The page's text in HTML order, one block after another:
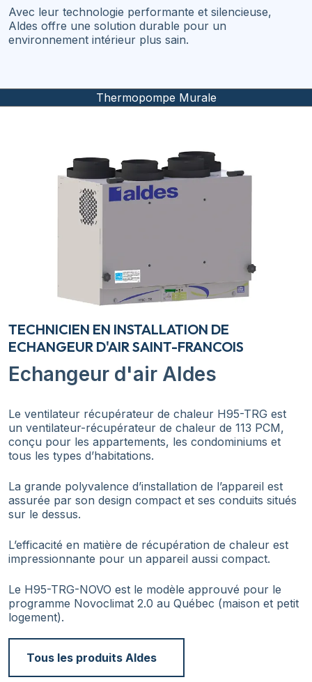
Avec leur technologie performante et silencieuse,
Aldes offre une solution durable pour un
environnement intérieur plus sain.
Thermopompe Murale
TECHNICIEN EN INSTALLATION DE
ECHANGEUR D'AIR SAINT-FRANCOIS
Echangeur d'air Aldes
Le ventilateur récupérateur de chaleur H95-TRG est
un ventilateur-récupérateur de chaleur de 113 PCM,
conçu pour les appartements, les condominiums et
tous les types d’habitations.
La grande polyvalence d’installation de l’appareil est
assurée par son design compact et ses conduits situés
sur le dessus.
L’efficacité en matière de récupération de chaleur est
impressionnante pour un appareil aussi compact.
Le H95-TRG-NOVO est le modèle approuvé pour le
programme Novoclimat 2.0 au Québec (maison et petit
logement).
Tous les produits Aldes